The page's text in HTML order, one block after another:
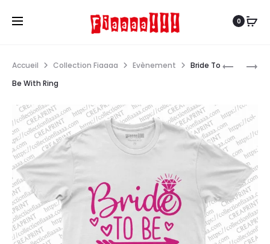
0
&
RING
Accueil Collection Fiaaaa Evènement
Bride To
Be With Ring